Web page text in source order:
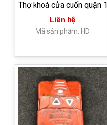
Thợ khoá cửa cuốn quận 1
Liên hệ
Mã sản phẩm: HD